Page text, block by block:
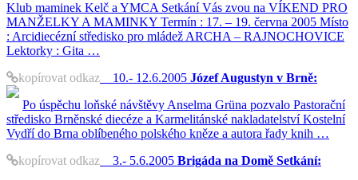
Klub maminek Kelč a YMCA Setkání Vás zvou na VÍKEND PRO
MANŽELKY A MAMINKY Termín : 17. – 19. června 2005 Místo
: Arcidiecézní středisko pro mládež ARCHA – RAJNOCHOVICE
Lektorky : Gita …
kopírovat odkaz 10.- 12.6.2005 Józef Augustyn v Brně:
Po úspěchu loňské návštěvy Anselma Grüna pozvalo Pastorační
středisko Brněnské diecéze a Karmelitánské nakladatelství Kostelní
Vydří do Brna oblíbeného polského kněze a autora řady knih …
kopírovat odkaz 3.- 5.6.2005 Brigáda na Domě Setkání: